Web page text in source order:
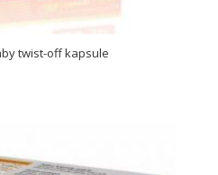
twist-off kapsule